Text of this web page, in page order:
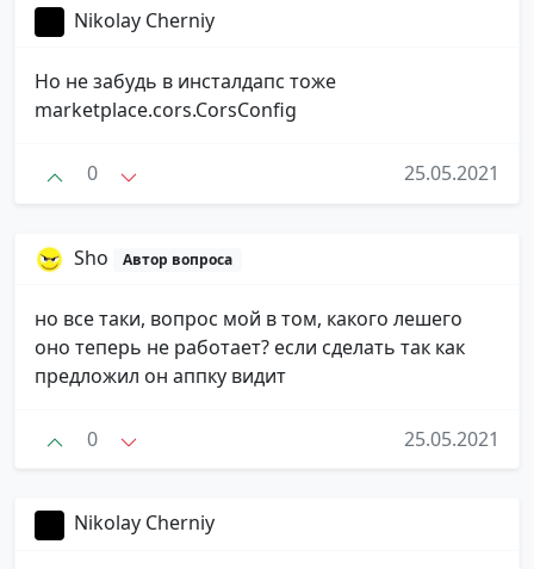
Nikolay Cherniy
Но не забудь в инсталдапс тоже
marketplace.cors.CorsConfig
0 25.05.2021
Sho Автор вопроса
но все таки, вопрос мой в том, какого лешего
оно теперь не работает? если сделать так как
предложил он аппку видит
0 25.05.2021
Nikolay Cherniy